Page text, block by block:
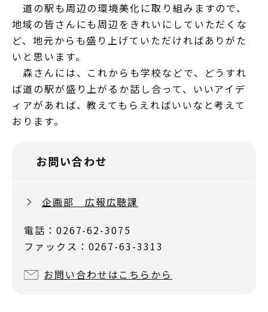
道の駅も周辺の環境美化に取り組みますので、
地域の皆さんにも周辺をきれいにしていただくな
ど、地元からも盛り上げていただければありがた
いと思います。
森さんには、これからも学校などで、どうすれ
ば道の駅が盛り上がるか話し合って、いいアイデ
ィアがあれば、教えてもらえればいいなと考えて
おります。
お問い合わせ
企画部 広報広聴課
電話：0267-62-3075
ファックス：0267-63-3313
お問い合わせはこちらから